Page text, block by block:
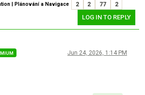
| Plánování a Navigace 2 2 77 2
LOG IN TO REPLY
Jun 24, 2026, 1:14 PM